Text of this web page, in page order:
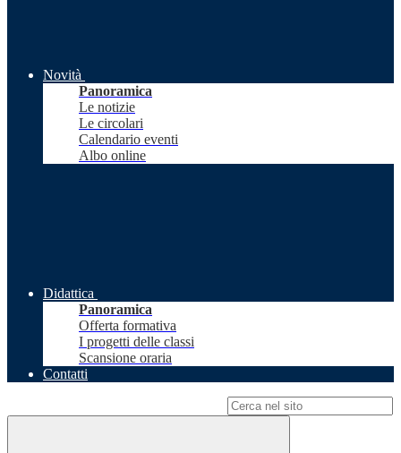
Novità
Panoramica
Le notizie
Le circolari
Calendario eventi
Albo online
Didattica
Panoramica
Offerta formativa
I progetti delle classi
Scansione oraria
Contatti